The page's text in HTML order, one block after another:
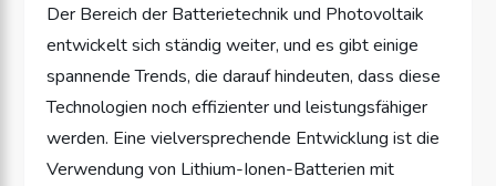
Der Bereich der Batterietechnik und Photovoltaik
entwickelt sich ständig weiter, und es gibt einige
spannende Trends, die darauf hindeuten, dass diese
Technologien noch effizienter und leistungsfähiger
werden. Eine vielversprechende Entwicklung ist die
Verwendung von Lithium-Ionen-Batterien mit